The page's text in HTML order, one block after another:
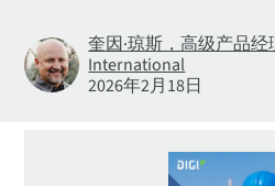
奎因·琼斯，高级产品经
International
2026年2月18日